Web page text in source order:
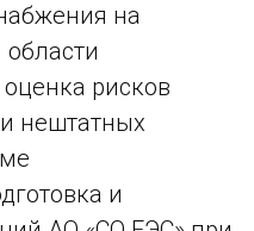
на
рисков
нештатных
и